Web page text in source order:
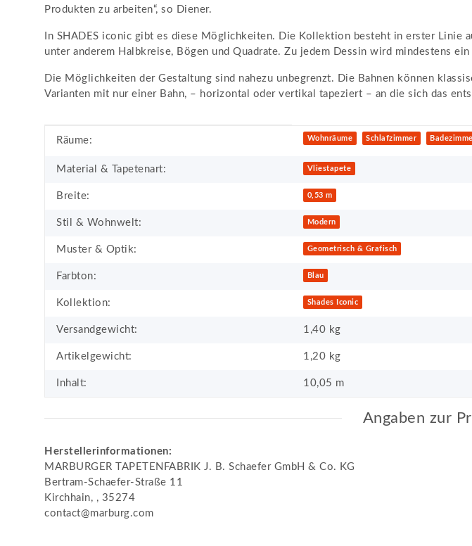
Produkten zu arbeiten“, so Diener.
In SHADES iconic gibt es diese Möglichkeiten. Die Kollektion besteht in erster Linie
unter anderem Halbkreise, Bögen und Quadrate. Zu jedem Dessin wird mindestens
Die Möglichkeiten der Gestaltung sind nahezu unbegrenzt. Die Bahnen können
Varianten mit nur einer Bahn, – horizontal oder vertikal tapeziert – an die sich das
Produkteigenschaft
Wert
Räume: Wohnräume Schlafzimmer
Material & Tapetenart: Vliestapete
Breite: 0,53 m
Stil & Wohnwelt: Modern
Muster & Optik: Geometrisch & Grafisch
Farbton: Blau
Kollektion: Shades Iconic
Versandgewicht: 1,40 kg
Artikelgewicht: 1,20 kg
Inhalt: 10,05 m
Angaben zur
Herstellerinformationen:
MARBURGER TAPETENFABRIK J. B. Schaefer GmbH & Co. KG
Bertram-Schaefer-Straße 11
Kirchhain, , 35274
contact@marburg.com